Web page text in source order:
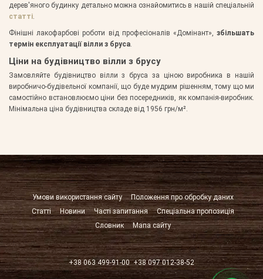
дерев'яного будинку детально можна ознайомитись в нашій спеціальній
статті.
Фінішні лакофарбові роботи від професіоналів «Домінант», збільшать
термін експлуатації вілли з бруса.
Ціни на будівництво вілли з брусу
Замовляйте будівництво вілли з бруса за ціною виробника в нашій
виробничо-будівельної компанії, що буде мудрим рішенням, тому що ми
самостійно встановлюємо ціни без посередників, як компанія-виробник.
Мінімальна ціна будівництва складе від 1956 грн/м².
Умови використання сайту
Положення про обробку даних
Статті
Новини Часті запитання
Спеціальна пропозиція
Словник
Мапа сайту
+38 063 499-91-00 +38 097 012-38-52